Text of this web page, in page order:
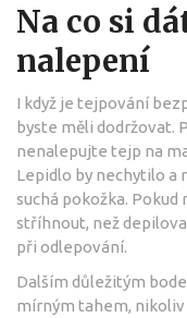
Na co si
nalepení
I když je tejpování
byste měli dodržovat.
nenalepujte tejp na
Lepidlo by nechytilo a
suchá pokožka.
stříhnout, než
při odlepování.
Dalším důležitým
mírným tahem, nikoliv